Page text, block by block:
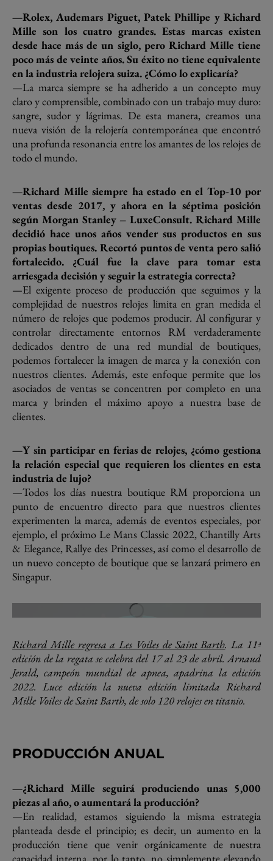
—Rolex, Audemars Piguet, Patek Phillipe y Richard
Mille son los cuatro grandes. Estas marcas existen
desde hace más de un siglo, pero Richard Mille tiene
poco más de veinte años. Su éxito no tiene equivalente
en la industria relojera suiza. ¿Cómo lo explicaría?
—La marca siempre se ha adherido a un concepto muy
claro y comprensible, combinado con un trabajo muy duro:
sangre, sudor y lágrimas. De esta manera, creamos una
nueva visión de la relojería contemporánea que encontró
una profunda resonancia entre los amantes de los relojes de
todo el mundo.
—Richard Mille siempre ha estado en el Top-10 por
ventas desde 2017, y ahora en la séptima posición
según Morgan Stanley – LuxeConsult. Richard Mille
decidió hace unos años vender sus productos en sus
propias boutiques. Recortó puntos de venta pero salió
fortalecido. ¿Cuál fue la clave para tomar esta
arriesgada decisión y seguir la estrategia correcta?
—El exigente proceso de producción que seguimos y la
complejidad de nuestros relojes limita en gran medida el
número de relojes que podemos producir. Al configurar y
controlar directamente entornos RM verdaderamente
dedicados dentro de una red mundial de boutiques,
podemos fortalecer la imagen de marca y la conexión con
nuestros clientes. Además, este enfoque permite que los
asociados de ventas se concentren por completo en una
marca y brinden el máximo apoyo a nuestra base de
clientes.
—Y sin participar en ferias de relojes, ¿cómo gestiona
la relación especial que requieren los clientes en esta
industria de lujo?
—Todos los días nuestra boutique RM proporciona un
punto de encuentro directo para que nuestros clientes
experimenten la marca, además de eventos especiales, por
ejemplo, el próximo Le Mans Classic 2022, Chantilly Arts
& Elegance, Rallye des Princesses, así como el desarrollo de
un nuevo concepto de boutique que se lanzará primero en
Singapur.
Richard Mille regresa a Les Voiles de Saint Barth. La 11ª
edición de la regata se celebra del 17 al 23 de abril. Arnaud
Jerald, campeón mundial de apnea, apadrina la edición
2022. Luce edición la nueva edición limitada Richard
Mille Voiles de Saint Barth, de solo 120 relojes en titanio.
PRODUCCIÓN ANUAL
—¿Richard Mille seguirá produciendo unas 5,000
piezas al año, o aumentará la producción?
—En realidad, estamos siguiendo la misma estrategia
planteada desde el principio; es decir, un aumento en la
producción tiene que venir orgánicamente de nuestra
capacidad interna, por lo tanto, no simplemente elevando